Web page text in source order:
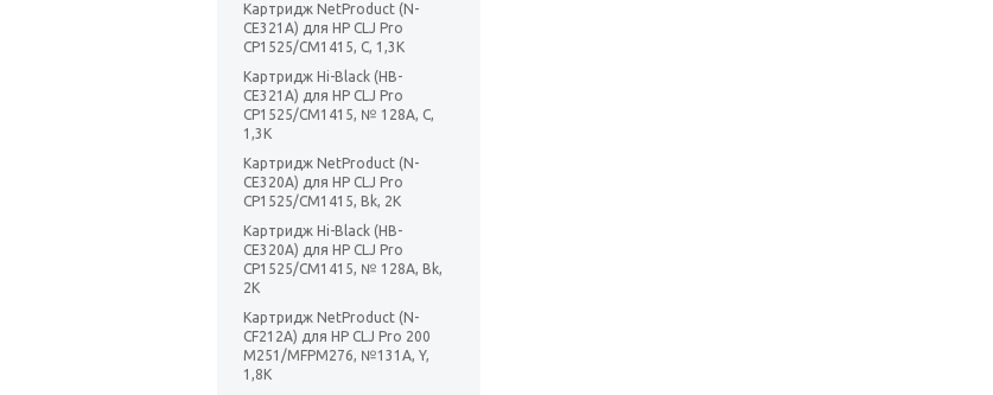
Картридж NetProduct (N-
CE321A) для HP CLJ Pro
CP1525/CM1415, C, 1,3K
Картридж Hi-Black (HB-
CE321A) для HP CLJ Pro
CP1525/CM1415, № 128A, C,
1,3K
Картридж NetProduct (N-
CE320A) для HP CLJ Pro
CP1525/CM1415, Bk, 2K
Картридж Hi-Black (HB-
CE320A) для HP CLJ Pro
CP1525/CM1415, № 128A, Bk,
2K
Картридж NetProduct (N-
CF212A) для HP CLJ Pro 200
M251/MFPM276, №131A, Y,
1,8K